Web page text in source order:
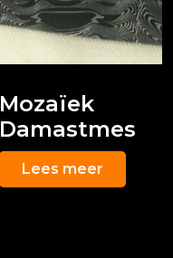
Mozaïek
Damastmes
Lees meer